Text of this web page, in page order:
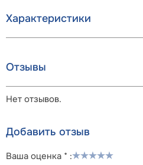
Характеристики
Отзывы
Нет отзывов.
Добавить отзыв
Ваша оценка * :